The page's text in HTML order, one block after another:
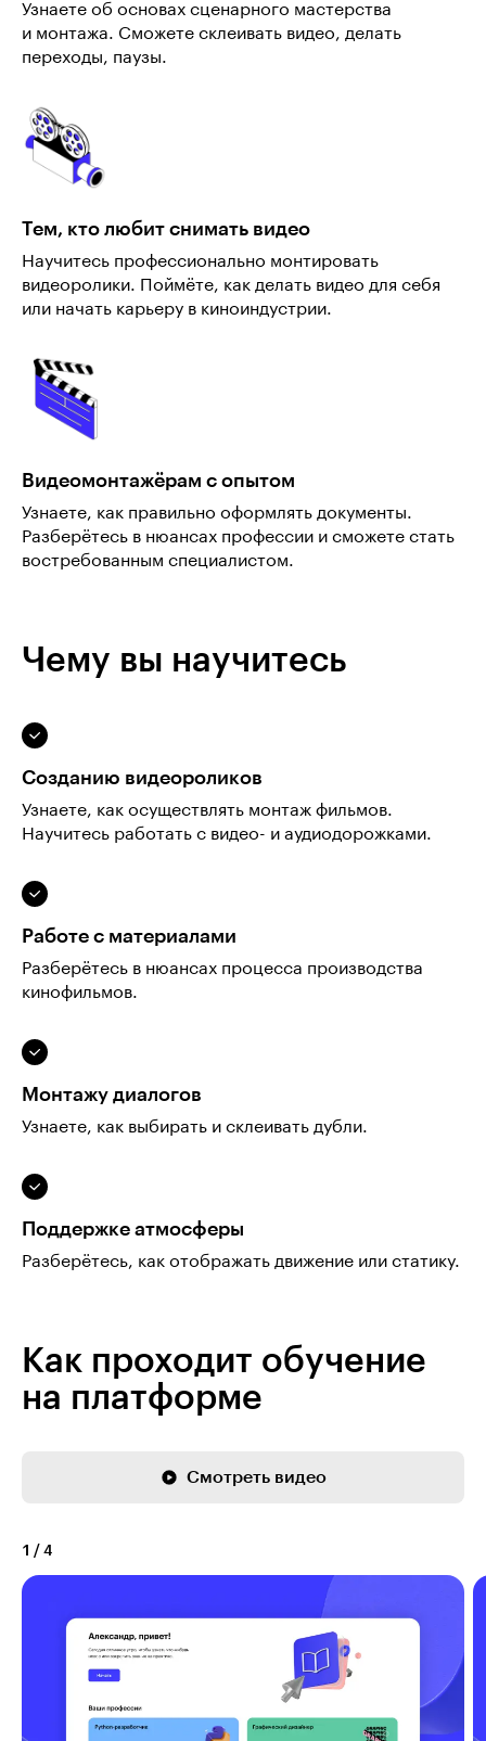
Узнаете об основах сценарного мастерства
и монтажа. Сможете склеивать видео, делать
переходы, паузы.
Тем, кто любит снимать видео
Научитесь профессионально монтировать
видеоролики. Поймёте, как делать видео для себя
или начать карьеру в киноиндустрии.
Видеомонтажёрам с опытом
Узнаете, как правильно оформлять документы.
Разберётесь в нюансах профессии и сможете стать
востребованным специалистом.
Чему вы научитесь
Созданию видеороликов
Узнаете, как осуществлять монтаж фильмов.
Научитесь работать с видео- и аудиодорожками.
Работе с материалами
Разберётесь в нюансах процесса производства
кинофильмов.
Монтажу диалогов
Узнаете, как выбирать и склеивать дубли.
Поддержке атмосферы
Разберётесь, как отображать движение или статику.
Как проходит обучение
на платформе
Смотреть видео
1 / 4